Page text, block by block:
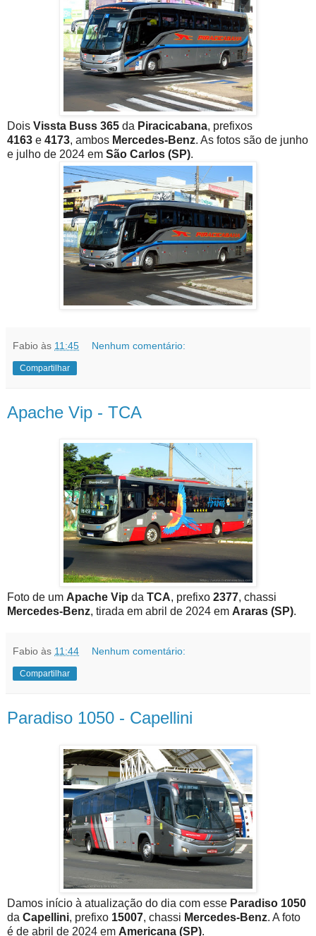
Dois Vissta Buss 365 da Piracicabana, prefixos
4163 e 4173, ambos Mercedes-Benz. As fotos são de junho
e julho de 2024 em São Carlos (SP).
Fabio às 11:45 Nenhum comentário:
Compartilhar
Apache Vip - TCA
Foto de um Apache Vip da TCA, prefixo 2377, chassi
Mercedes-Benz, tirada em abril de 2024 em Araras (SP).
Fabio às 11:44 Nenhum comentário:
Compartilhar
Paradiso 1050 - Capellini
Damos início à atualização do dia com esse Paradiso 1050
da Capellini, prefixo 15007, chassi Mercedes-Benz. A foto
é de abril de 2024 em Americana (SP).